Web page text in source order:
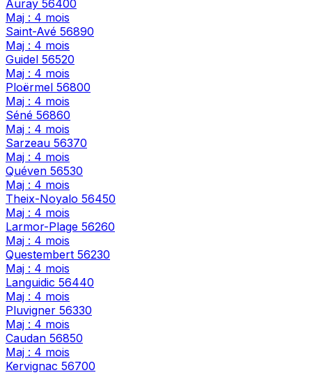
Auray 56400
Maj : 4 mois
Saint-Avé 56890
Maj : 4 mois
Guidel 56520
Maj : 4 mois
Ploërmel 56800
Maj : 4 mois
Séné 56860
Maj : 4 mois
Sarzeau 56370
Maj : 4 mois
Quéven 56530
Maj : 4 mois
Theix-Noyalo 56450
Maj : 4 mois
Larmor-Plage 56260
Maj : 4 mois
Questembert 56230
Maj : 4 mois
Languidic 56440
Maj : 4 mois
Pluvigner 56330
Maj : 4 mois
Caudan 56850
Maj : 4 mois
Kervignac 56700